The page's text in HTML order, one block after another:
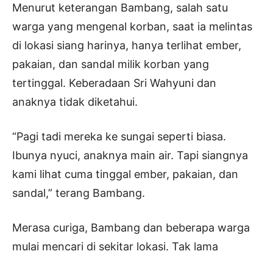
Menurut keterangan Bambang, salah satu
warga yang mengenal korban, saat ia melintas
di lokasi siang harinya, hanya terlihat ember,
pakaian, dan sandal milik korban yang
tertinggal. Keberadaan Sri Wahyuni dan
anaknya tidak diketahui.
“Pagi tadi mereka ke sungai seperti biasa.
Ibunya nyuci, anaknya main air. Tapi siangnya
kami lihat cuma tinggal ember, pakaian, dan
sandal,” terang Bambang.
Merasa curiga, Bambang dan beberapa warga
mulai mencari di sekitar lokasi. Tak lama